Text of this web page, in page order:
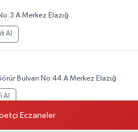
A Merkez Elazığ
Al
Bulvarı No:44 A Merkez Elazığ
Al
Eczaneler